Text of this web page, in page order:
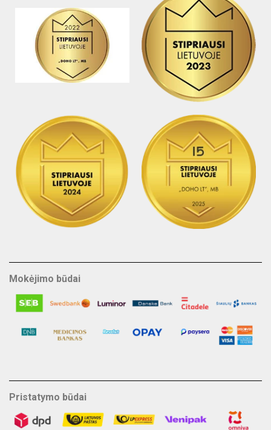
Mokėjimo būdai
Pristatymo būdai